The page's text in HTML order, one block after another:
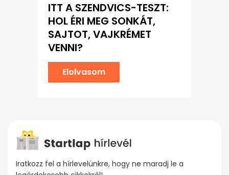
ITT A SZENDVICS-TESZT:
HOL ÉRI MEG SONKÁT,
SAJTOT, VAJKRÉMET
VENNI?
Elolvasom
Iratkozz fel a hírlevelünkre, hogy ne maradj le a